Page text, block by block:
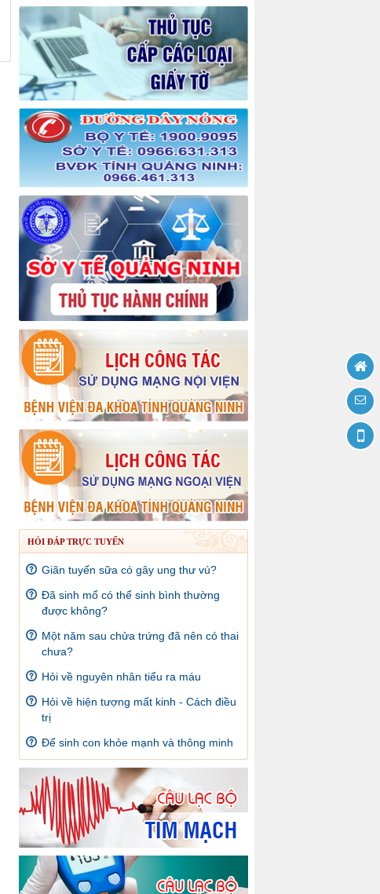
HỎI ĐÁP TRỰC TUYẾN
Giãn tuyến sữa có gây ung thư vú?
Đã sinh mổ có thể sinh bình thường
được không?
Một năm sau chửa trứng đã nên có thai
chưa?
Hỏi về nguyên nhân tiểu ra máu
Hỏi về hiện tượng mất kinh - Cách điều
trị
Để sinh con khỏe mạnh và thông minh